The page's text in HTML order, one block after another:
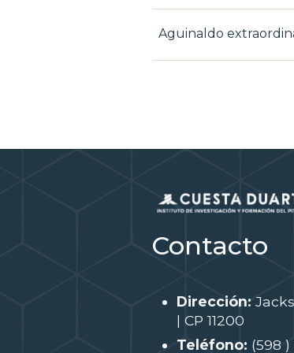
Aguinaldo
Contacto
Dirección:
| CP 11200
Teléfono: (598